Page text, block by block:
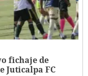
fichaje de
Juticalpa FC